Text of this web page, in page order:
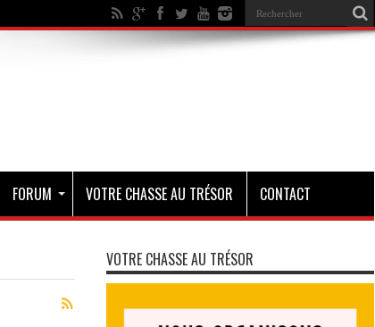
FORUM VOTRE CHASSE AU TRÉSOR CONTACT
VOTRE CHASSE AU TRÉSOR